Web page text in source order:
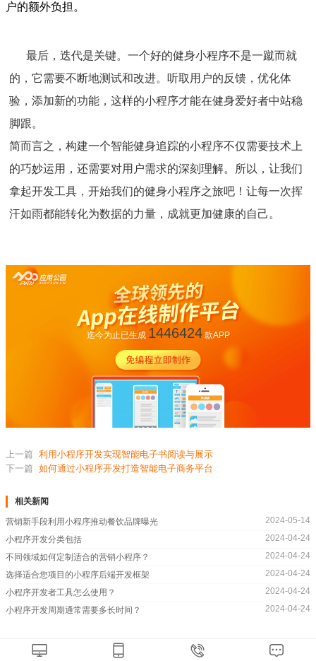
户的额外负担。
最后，迭代是关键。一个好的健身小程序不是一蹴而就
的，它需要不断地测试和改进。听取用户的反馈，优化体
验，添加新的功能，这样的小程序才能在健身爱好者中站稳
脚跟。
简而言之，构建一个智能健身追踪的小程序不仅需要技术上
的巧妙运用，还需要对用户需求的深刻理解。所以，让我们
拿起开发工具，开始我们的健身小程序之旅吧！让每一次挥
汗如雨都能转化为数据的力量，成就更加健康的自己。
迄今为止已生成 1446424款APP
上一篇 利用小程序开发实现智能电子书阅读与展示
下一篇 如何通过小程序开发打造智能电子商务平台
相关新闻
营销新手段利用小程序推动餐饮品牌曝光
2024-05-14
小程序开发分类包括
2024-04-24
不同领域如何定制适合的营销小程序？
2024-04-24
选择适合您项目的小程序后端开发框架
2024-04-24
小程序开发者工具怎么使用？
2024-04-24
小程序开发周期通常需要多长时间？
2024-04-24